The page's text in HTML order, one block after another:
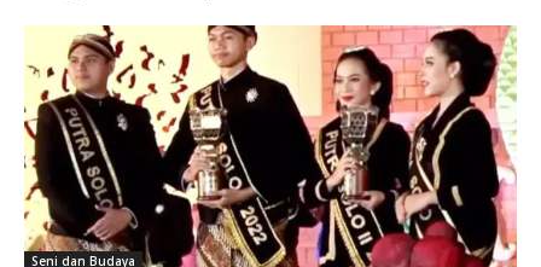
Seni dan Budaya